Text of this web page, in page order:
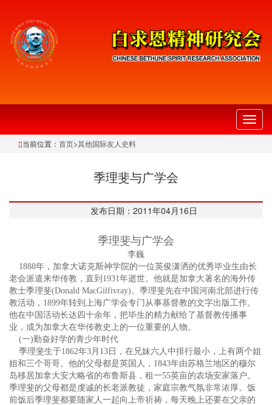
切
换
当前位置： 首页>其他国际友人史料
季理斐与广学会
发布日期：2011年04月16日
季理斐与广学会
李巍
1888年，加拿大诺克斯神学院的一位英俊潇洒的优秀毕业生由长
老会派遣来华传教，直到1931年逝世。他就是加拿大著名的海外传
教士季理斐(Donald MacGilfivray)。季理斐先在中国河南北部进行传
教活动，1899年转到上海广学会专门从事基督教的文字出版工作。
他在中国活动长达四十余年，把毕生的精力献给了基督教传播事
业，成为加拿大在华传教史上的一位重要的人物。
(一)勤奋好学的青少年时代
季理斐生于1862年3月13日，在兄妹六人中排行最小，上有两个姐
姐和三个哥哥。他的父母都是英国人，1843年由苏格兰地区的穆尔
岛移居加拿大安大略省的布鲁斯县，租一55英亩的农场安家落户。
季理斐的父母都是虔诚的长老派教徒，家庭宗教气氛非常浓厚。饭
前饭后季理斐都要随家人一起向上帝祈祷，每天晚上还要在父亲的